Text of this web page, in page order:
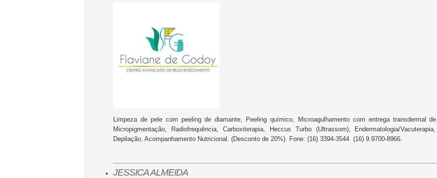
Limpeza de pele com peeling de diamante, Peeling químico, Microagulhamento com entrega transdermal
Micropigmentação, Radiofrequência, Carboxiterapia, Heccus Turbo (Ultrassom), Endermatologia/
Depilação, Acompanhamento Nutricional. (Desconto de 20%). Fone: (16) 3394-3544 (16) 9.9700-8966.
JESSICA ALMEIDA